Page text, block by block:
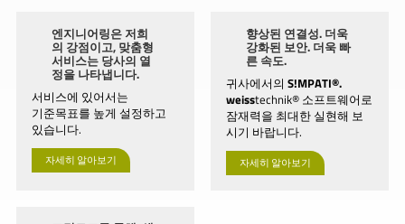
엔지니어링은 저희
의 강점이고, 맞춤형
서비스는 당사의 열
정을 나타냅니다.
서비스에 있어서는
기준목표를 높게 설정하고
있습니다.
자세히 알아보기
향상된 연결성. 더욱
강화된 보안. 더욱 빠
른 속도.
귀사에서의 S!MPATI®.
weisstechnik® 소프트웨어로
잠재력을 최대한 실현해 보
시기 바랍니다.
자세히 알아보기